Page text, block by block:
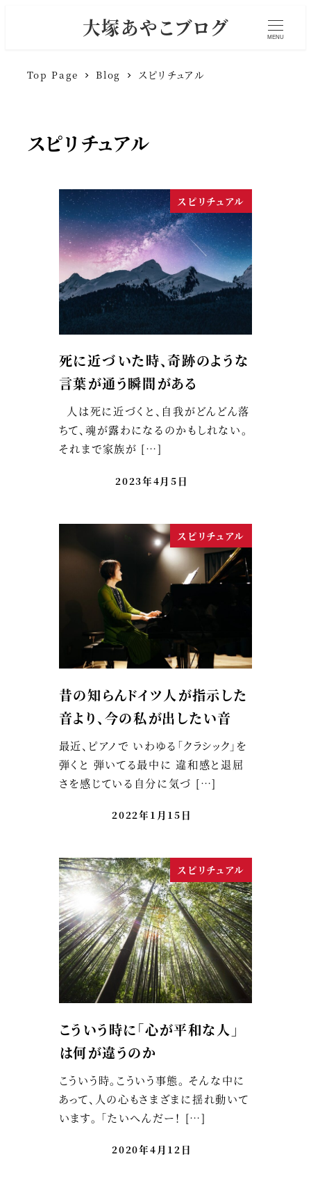
大塚あやこブログ MENU
Top Page Blog スピリチュアル
スピリチュアル
スピリチュアル
死に近づいた時、奇跡のような
言葉が通う瞬間がある
人は死に近づくと、自我がどんどん落
ちて、魂が露わになるのかもしれない。
それまで家族が […]
2023年4月5日
スピリチュアル
昔の知らんドイツ人が指示した
音より、今の私が出したい音
最近、ピアノで いわゆる「クラシック」を
弾くと 弾いてる最中に 違和感と退屈
さを感じている自分に気づ […]
2022年1月15日
スピリチュアル
こういう時に「心が平和な人」
は何が違うのか
こういう時。こういう事態。 そんな中に
あって、人の心もさまざまに揺れ動いて
います。 「たいへんだー！ […]
2020年4月12日